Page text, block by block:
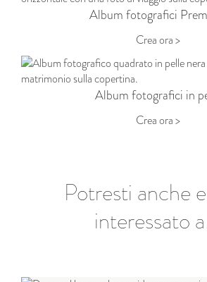
Album fotografici
Crea ora >
Album fotografici in
Crea ora >
Potresti anche
interessato